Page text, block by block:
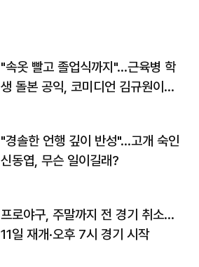
"속옷 빨고 졸업식까지"…근육병 학
생 돌본 공익, 코미디언 김규원이었
"경솔한 언행 깊이 반성"…고개 숙인
신동엽, 무슨 일이길래?
프로야구, 주말까지 전 경기 취소…
11일 재개·오후 7시 경기 시작